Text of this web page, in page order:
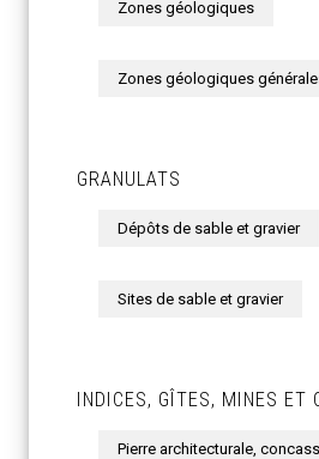
Zones géologiques
Zones géologiques
GRANULATS
Dépôts de sable et gravier
Sites de sable et gravier
INDICES, GÎTES, MINES ET
Pierre architecturale,